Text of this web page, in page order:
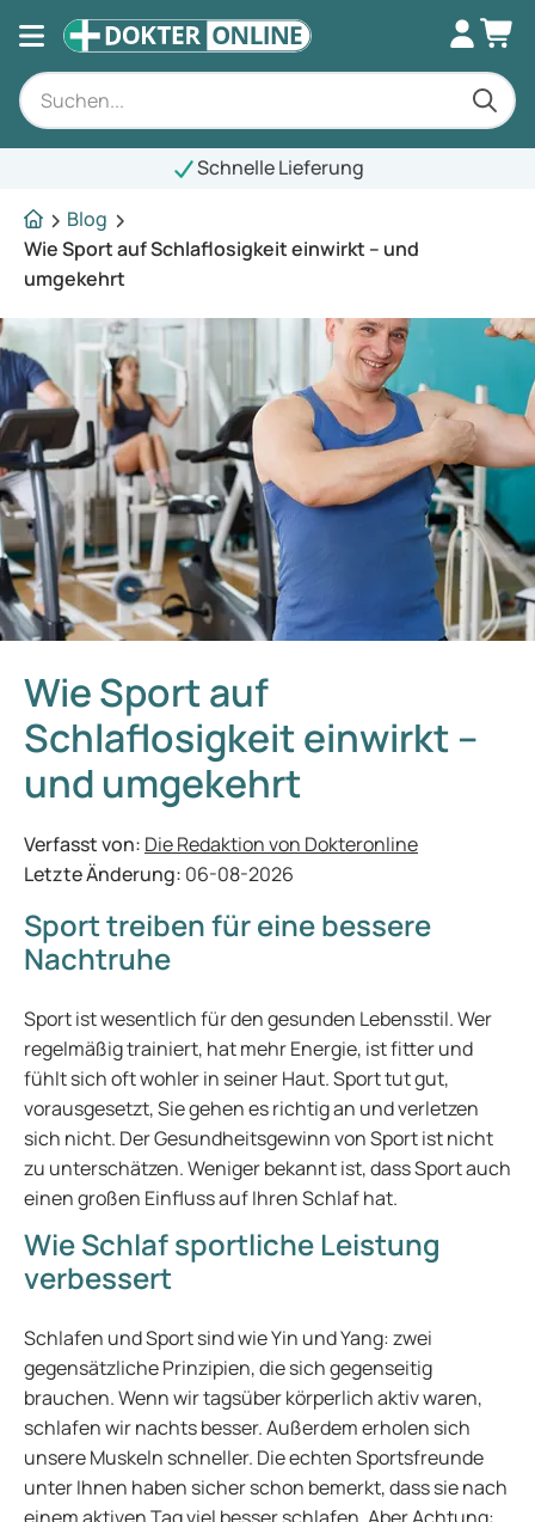
Schnelle Lieferung
Blog
Wie Sport auf Schlaflosigkeit einwirkt – und
umgekehrt
Wie Sport auf
Schlaflosigkeit einwirkt –
und umgekehrt
Verfasst von: Die Redaktion von Dokteronline
Letzte Änderung: 06-08-2026
Sport treiben für eine bessere
Nachtruhe
Sport ist wesentlich für den gesunden Lebensstil. Wer
regelmäßig trainiert, hat mehr Energie, ist fitter und
fühlt sich oft wohler in seiner Haut. Sport tut gut,
vorausgesetzt, Sie gehen es richtig an und verletzen
sich nicht. Der Gesundheitsgewinn von Sport ist nicht
zu unterschätzen. Weniger bekannt ist, dass Sport auch
einen großen Einfluss auf Ihren Schlaf hat.
Wie Schlaf sportliche Leistung
verbessert
Schlafen und Sport sind wie Yin und Yang: zwei
gegensätzliche Prinzipien, die sich gegenseitig
brauchen. Wenn wir tagsüber körperlich aktiv waren,
schlafen wir nachts besser. Außerdem erholen sich
unsere Muskeln schneller. Die echten Sportsfreunde
unter Ihnen haben sicher schon bemerkt, dass sie nach